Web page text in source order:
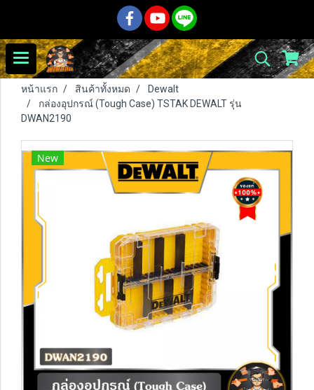
หน้าแรก สินค้าทั้งหมด
Dewalt
กล่องอุปกรณ์ (Tough Case) TSTAK DEWALT รุ่น
DWAN2190
New